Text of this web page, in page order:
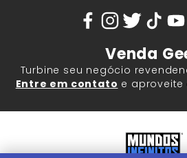
Venda
Turbine seu negócio
Entre em contato e